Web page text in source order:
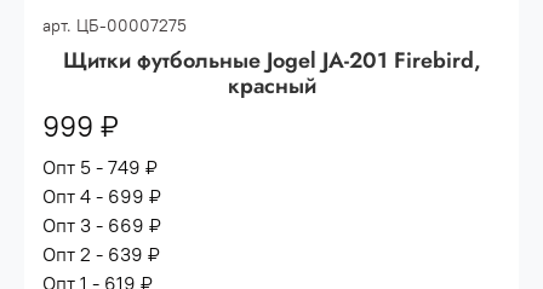
арт. ЦБ-00007275
Щитки футбольные Jogel JA-201 Firebird,
красный
999 ₽
Опт 5 - 749 ₽
Опт 4 - 699 ₽
Опт 3 - 669 ₽
Опт 2 - 639 ₽
Опт 1 - 619 ₽